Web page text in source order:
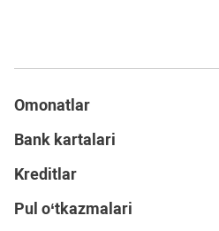
Omonatlar
Bank kartalari
Kreditlar
Pul o‘tkazmalari